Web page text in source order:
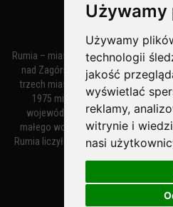
Używamy
technologii
jakość
wyświetlać
reklamy,
witrynie i
nasi
Rumia – miasto w województwie
nad Zagórską Strugą. Z miastami
trzech miast zwany Małym
1975 miasto administracyjnie
województwa gdańskiego, a w
małego województwa gdańskiego.
Rumia liczyła 48 632 mieszkańców.